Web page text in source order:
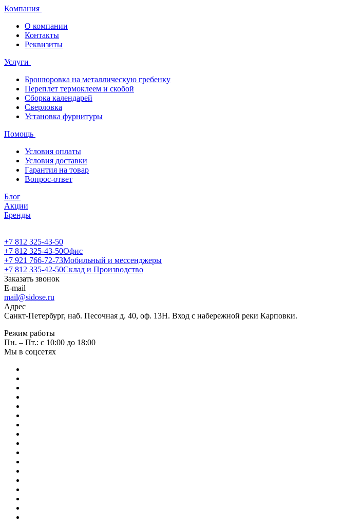
Компания
О компании
Контакты
Реквизиты
Услуги
Брошюровка на металлическую гребенку
Переплет термоклеем и скобой
Сборка календарей
Сверловка
Установка фурнитуры
Помощь
Условия оплаты
Условия доставки
Гарантия на товар
Вопрос-ответ
Блог
Акции
Бренды
+7 812 325-43-50
+7 812 325-43-50Офис
+7 921 766-72-73Мобильный и мессенджеры
+7 812 335-42-50Склад и Производство
Заказать звонок
E-mail
mail@sidose.ru
Адрес
Санкт-Петербург, наб. Песочная д. 40, оф. 13Н. Вход с набережной реки Карповки.
Режим работы
Пн. – Пт.: с 10:00 до 18:00
Мы в соцсетях